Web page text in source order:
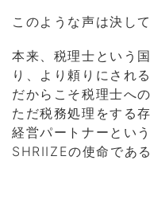
このような声は決し
本来、税理士という
り、より頼りにされ
だからこそ税理士へ
ただ税務処理をする
経営パートナーとい
SHRIIZEの使命であ